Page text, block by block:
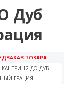
Дуб
ТОВАРА
КАНТРИ 12 ДО ДУБ
ГРАЦИЯ